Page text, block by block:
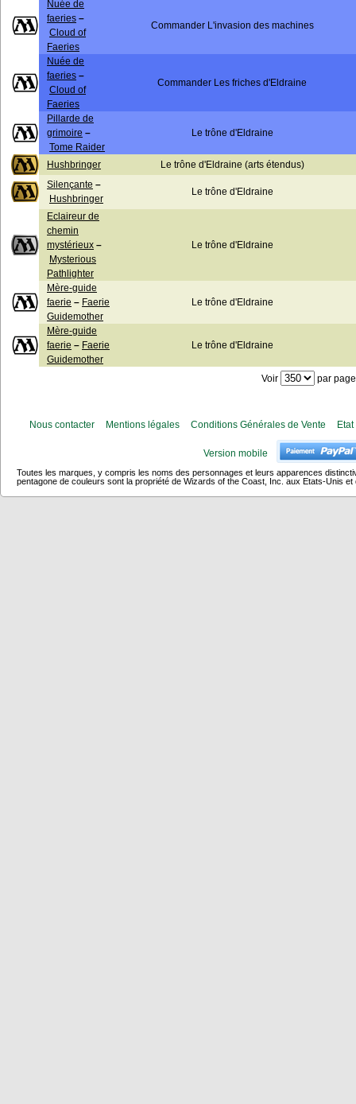
Nuée de
faeries –
Cloud of
Faeries
Commander L'invasion des machines
Nuée de
faeries –
Cloud of
Faeries
Commander Les friches d'Eldraine
Pillarde de
grimoire –
Tome Raider
Le trône d'Eldraine
Hushbringer Le trône d'Eldraine (arts étendus)
Silençante –
Hushbringer
Le trône d'Eldraine
Eclaireur de
chemin
mystérieux –
Mysterious
Pathlighter
Le trône d'Eldraine
Mère-guide
faerie – Faerie
Guidemother
Le trône d'Eldraine
Mère-guide
faerie – Faerie
Guidemother
Le trône d'Eldraine
Voir par page
Nous contacter Mentions légales Conditions Générales de Vente
Version mobile
Toutes les marques, y compris les noms des personnages et leurs apparences
pentagone de couleurs sont la propriété de Wizards of the Coast, Inc. aux Etats-Unis